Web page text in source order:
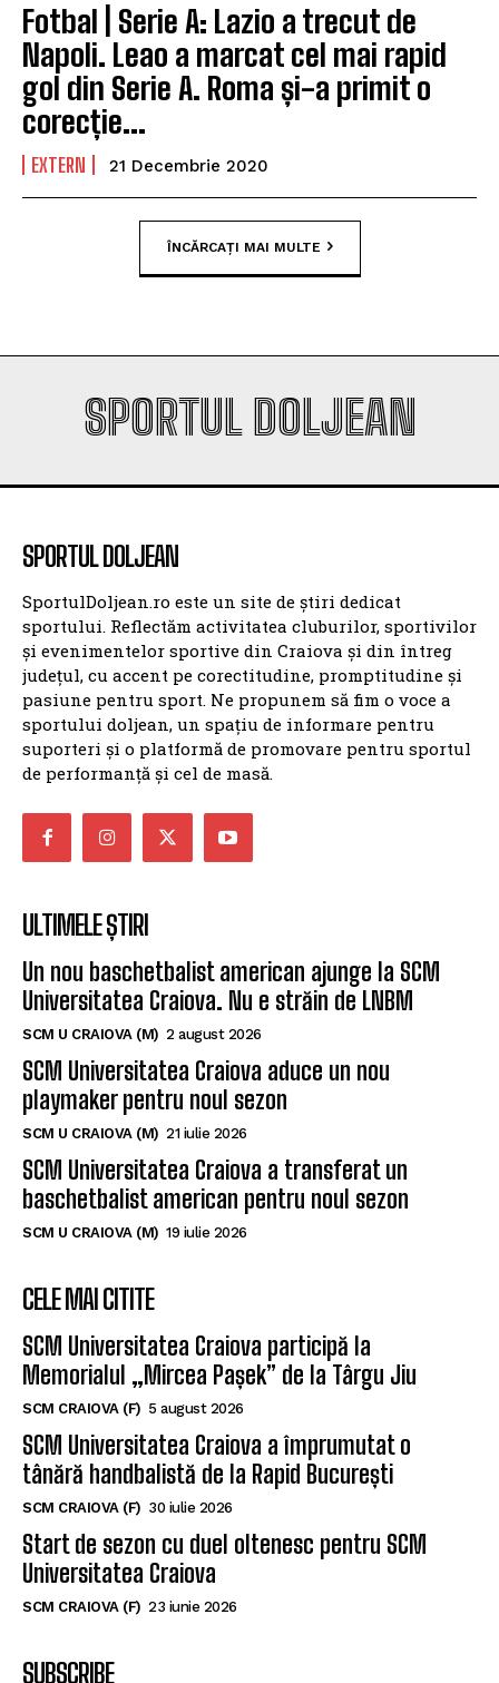
Fotbal | Serie A: Lazio a trecut de
Napoli. Leao a marcat cel mai rapid
gol din Serie A. Roma și-a primit o
corecție...
EXTERN 21 Decembrie 2020
ÎNCĂRCAȚI MAI MULTE
SPORTUL DOLJEAN
SPORTUL DOLJEAN
SportulDoljean.ro este un site de știri dedicat
sportului. Reflectăm activitatea cluburilor, sportivilor
și evenimentelor sportive din Craiova și din întreg
județul, cu accent pe corectitudine, promptitudine și
pasiune pentru sport. Ne propunem să fim o voce a
sportului doljean, un spațiu de informare pentru
suporteri și o platformă de promovare pentru sportul
de performanță și cel de masă.
ULTIMELE ȘTIRI
Un nou baschetbalist american ajunge la SCM
Universitatea Craiova. Nu e străin de LNBM
SCM U CRAIOVA (M) 2 august 2026
SCM Universitatea Craiova aduce un nou
playmaker pentru noul sezon
SCM U CRAIOVA (M) 21 iulie 2026
SCM Universitatea Craiova a transferat un
baschetbalist american pentru noul sezon
SCM U CRAIOVA (M) 19 iulie 2026
CELE MAI CITITE
SCM Universitatea Craiova participă la
Memorialul „Mircea Pașek” de la Târgu Jiu
SCM CRAIOVA (F) 5 august 2026
SCM Universitatea Craiova a împrumutat o
tânără handbalistă de la Rapid București
SCM CRAIOVA (F) 30 iulie 2026
Start de sezon cu duel oltenesc pentru SCM
Universitatea Craiova
SCM CRAIOVA (F) 23 iunie 2026
SUBSCRIBE